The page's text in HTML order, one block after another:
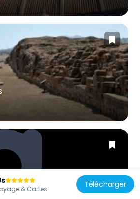
& Cartes Télécharger